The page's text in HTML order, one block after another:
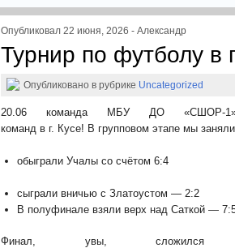
Опубликовал 22 июня, 2026 - Александр
Турнир по футболу в
Опубликовано в рубрике Uncategorized
20.06 команда МБУ ДО «СШОР-
команд в г. Кусе! В групповом этапе мы
обыграли Учалы со счётом 6:4
сыграли вничью с Златоустом — 2:2
В полуфинале взяли верх над Саткой —
Финал, увы,